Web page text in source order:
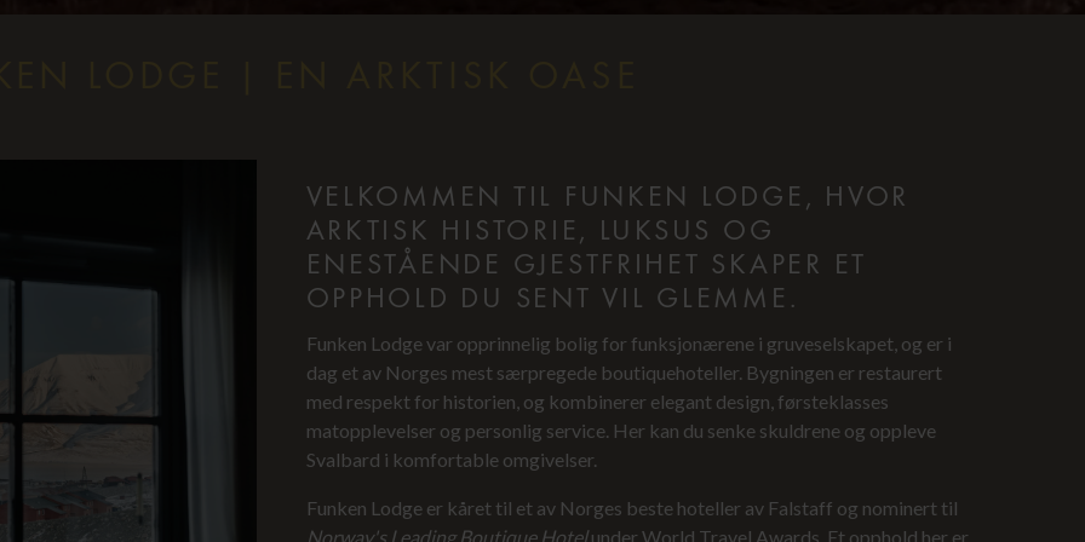
VELKOMMEN TIL FUNKEN LODGE, HVOR
ARKTISK HISTORIE, LUKSUS OG
ENESTÅENDE GJESTFRIHET SKAPER ET
OPPHOLD DU SENT VIL GLEMME.
Funken Lodge var opprinnelig bolig for funksjonærene i gruveselskapet, og er i
dag et av Norges mest særpregede boutiquehoteller. Bygningen er restaurert
med respekt for historien, og kombinerer elegant design, førsteklasses
matopplevelser og personlig service. Her kan du senke skuldrene og oppleve
Svalbard i komfortable omgivelser.
Funken Lodge er kåret til et av Norges beste hoteller av Falstaff og nominert til
Norway's Leading Boutique Hotelunder World Travel Awards. Et opphold her er